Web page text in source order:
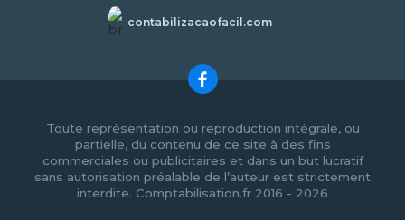
contabilizacaofacil.com
Toute représentation ou reproduction intégrale, ou
partielle, du contenu de ce site à des fins
commerciales ou publicitaires et dans un but lucratif
sans autorisation préalable de l’auteur est strictement
interdite. Comptabilisation.fr 2016 - 2026